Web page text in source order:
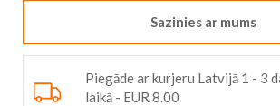
Sazinies ar mums
Piegāde ar kurjeru Latvijā 1 - 3
laikā - EUR 8.00